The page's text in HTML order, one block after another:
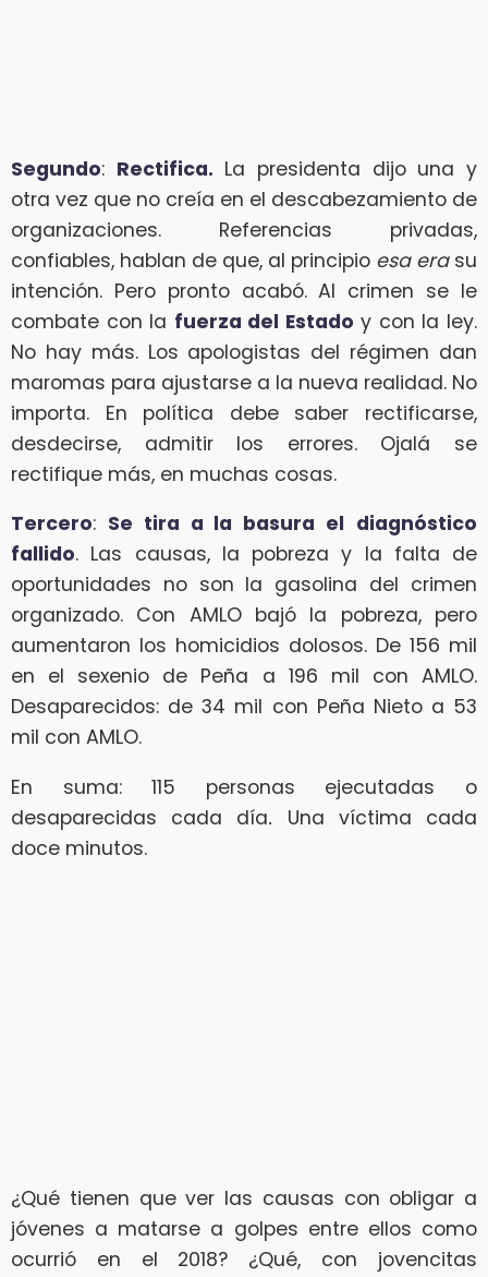
Segundo: Rectifica. La presidenta dijo una y
otra vez que no creía en el descabezamiento de
organizaciones. Referencias privadas,
confiables, hablan de que, al principio esa era su
intención. Pero pronto acabó. Al crimen se le
combate con la fuerza del Estado y con la ley.
No hay más. Los apologistas del régimen dan
maromas para ajustarse a la nueva realidad. No
importa. En política debe saber rectificarse,
desdecirse, admitir los errores. Ojalá se
rectifique más, en muchas cosas.
Tercero: Se tira a la basura el diagnóstico
fallido. Las causas, la pobreza y la falta de
oportunidades no son la gasolina del crimen
organizado. Con AMLO bajó la pobreza, pero
aumentaron los homicidios dolosos. De 156 mil
en el sexenio de Peña a 196 mil con AMLO.
Desaparecidos: de 34 mil con Peña Nieto a 53
mil con AMLO.
En suma: 115 personas ejecutadas o
desaparecidas cada día. Una víctima cada
doce minutos.
¿Qué tienen que ver las causas con obligar a
jóvenes a matarse a golpes entre ellos como
ocurrió en el 2018? ¿Qué, con jovencitas